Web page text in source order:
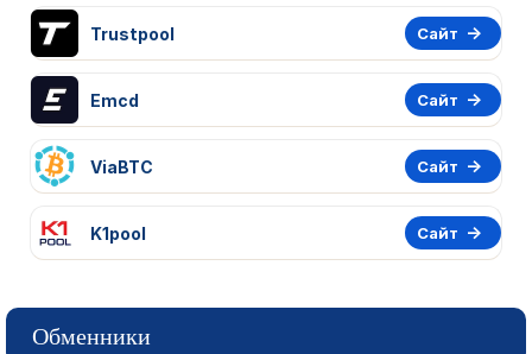
Trustpool Сайт
Emcd Сайт
ViaBTC Сайт
K1pool Сайт
Обменники